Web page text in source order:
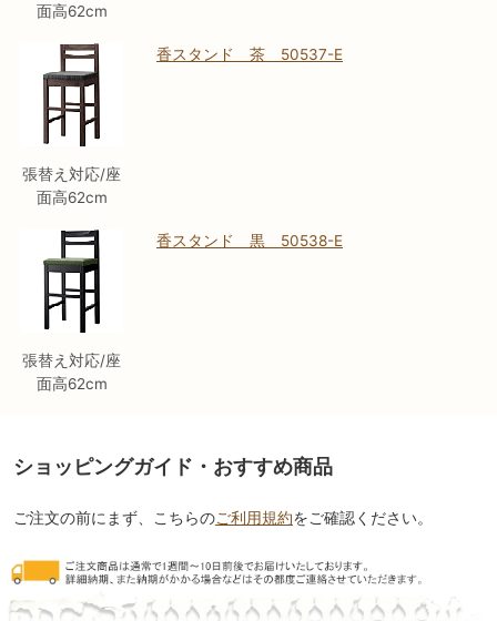
面高62cm
張替え対応/座
面高62cm
香スタンド 茶 50537-E
張替え対応/座
面高62cm
香スタンド 黒 50538-E
ショッピングガイド・おすすめ商品
ご注文の前にまず、こちらのご利用規約をご確認ください。